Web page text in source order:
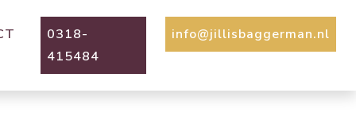
0318-
415484
info@jillisbaggerman.nl